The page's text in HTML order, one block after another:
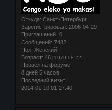
Откуда: Санкт-Петербург
Зарегистрирован: 2006-04-29
Приглашений: 0
Сообщений: 7482
Пол: Женский
Возраст: 46 [1979-08-22]
Провел на форуме:
8 дней 5 часов
Последний визит:
2014-01-10 01:27:40